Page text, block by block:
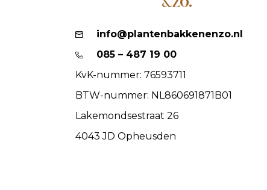
info@plantenbakkenenzo.nl
085 – 487 19 00
KvK-nummer: 76593711
BTW-nummer: NL860691871B01
Lakemondsestraat 26
4043 JD Opheusden